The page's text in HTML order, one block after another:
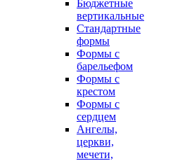
Бюджетные
вертикальные
Стандартные
формы
Формы с
барельефом
Формы с
крестом
Формы с
сердцем
Ангелы,
церкви,
мечети,